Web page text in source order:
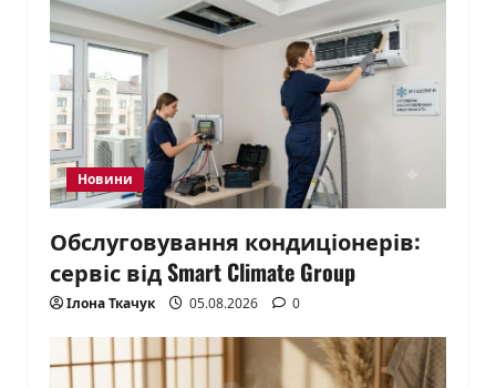
Новини
Обслуговування кондиціонерів:
сервіс від Smart Climate Group
Ілона Ткачук 05.08.2026 0